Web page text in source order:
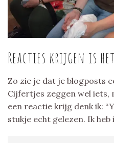
Reacties krijgen is
Zo zie je dat je blogposts
Cijfertjes zeggen wel iets,
een reactie krijg denk ik:
stukje echt gelezen. Ik